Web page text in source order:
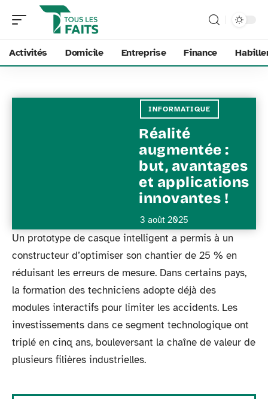
Activités Domicile Entreprise Finance
INFORMATIQUE
Réalité
augmentée :
but, avantages
et applications
innovantes !
3 août 2025
Un prototype de casque intelligent a permis à un
constructeur d’optimiser son chantier de 25 % en
réduisant les erreurs de mesure. Dans certains pays,
la formation des techniciens adopte déjà des
modules interactifs pour limiter les accidents. Les
investissements dans ce segment technologique ont
triplé en cinq ans, bouleversant la chaîne de valeur de
plusieurs filières industrielles.